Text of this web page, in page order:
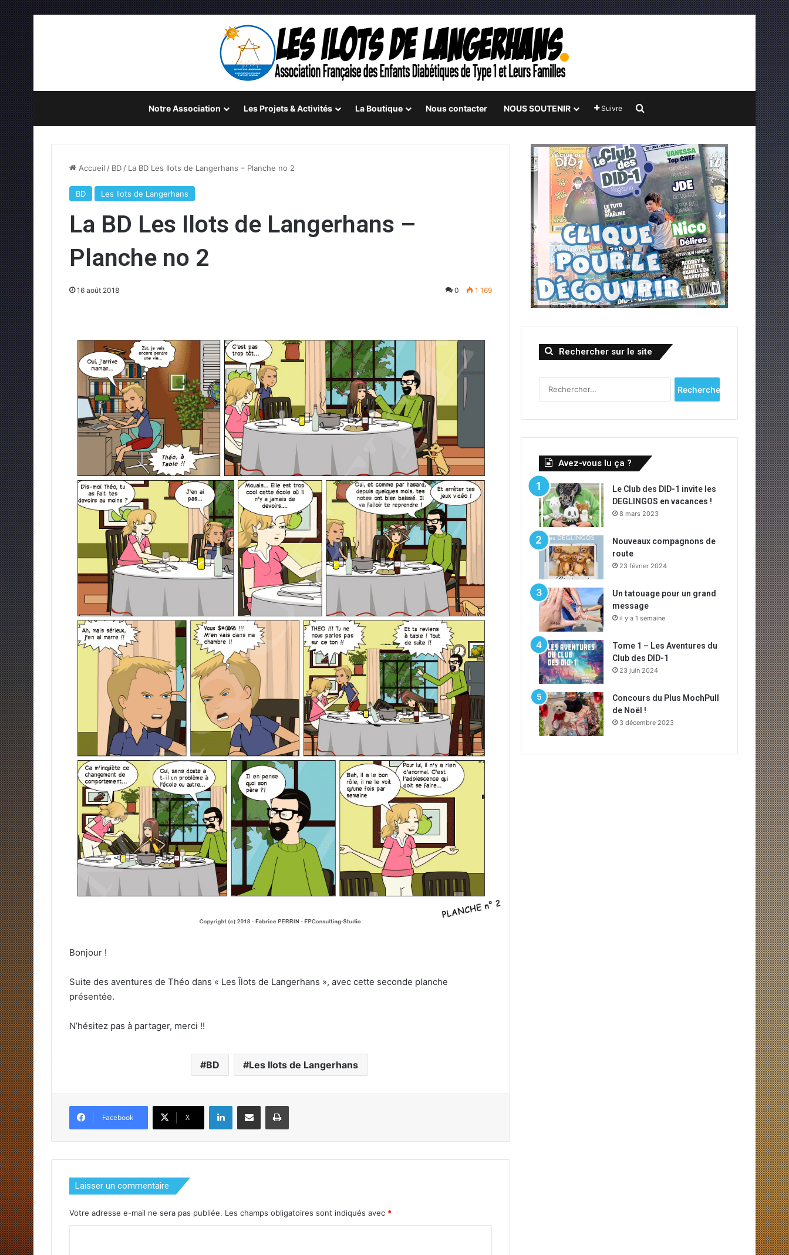
Notre Association Les Projets & Activités La Boutique Nous contacter NOUS SOUTENIR Suivre Rechercher
Accueil / BD / La BD Les Ilots de Langerhans – Planche no 2
BD Les Ilots de Langerhans
La BD Les Ilots de Langerhans –
Planche no 2
16 août 2018 0 1 169
Bonjour !
Suite des aventures de Théo dans « Les Îlots de Langerhans », avec cette seconde planche
présentée.
N’hésitez pas à partager, merci !!
BD Les Ilots de Langerhans
Facebook X
Laisser un commentaire
Votre adresse e-mail ne sera pas publiée. Les champs obligatoires sont indiqués avec *
Rechercher sur le site
h
r
Avez-vous lu ça ?
Le Club des DID-1 invite les
DEGLINGOS en vacances !
8 mars 2023
Nouveaux compagnons de
route
23 février 2024
Un tatouage pour un grand
message
il y a 1 semaine
Tome 1 – Les Aventures du
Club des DID-1
23 juin 2024
Concours du Plus MochPull
de Noël !
3 décembre 2023